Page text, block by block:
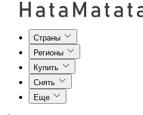
Страны
Регионы
Купить
Снять
Еще